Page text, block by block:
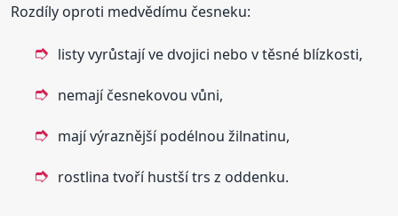
Rozdíly oproti medvědímu česneku:
listy vyrůstají ve dvojici nebo v těsné blízkosti,
nemají česnekovou vůni,
mají výraznější podélnou žilnatinu,
rostlina tvoří hustší trs z oddenku.